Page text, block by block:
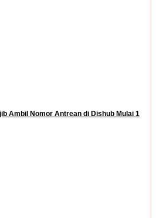
Ambil Nomor Antrean di Dishub Mulai 1